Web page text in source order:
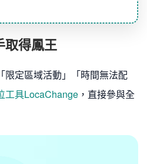
取得鳳王
限定區域活動」「時間無法配
工具LocaChange ，直接參與全